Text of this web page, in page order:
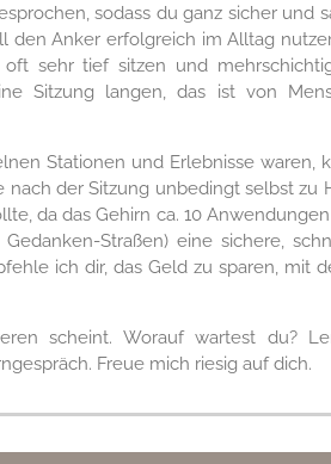
sodass du ganz sicher und
Anker erfolgreich im Alltag
sehr tief sitzen und
Sitzung langen, das ist von
Stationen und Erlebnisse waren,
der Sitzung unbedingt selbst zu
da das Gehirn ca. 10
Straßen) eine sichere,
ich dir, das Geld zu sparen, mit
scheint. Worauf wartest du?
Freue mich riesig auf dich.